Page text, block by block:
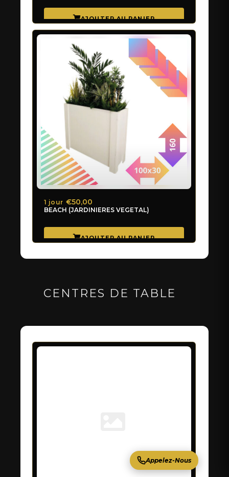
BEACH (JARDINIERES VEGETAL)
1 jour €50,00
CENTRES DE TABLE
Appelez-Nous